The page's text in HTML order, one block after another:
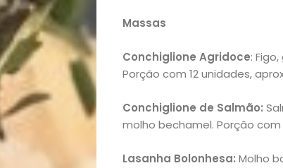
Início
Academia
Massas
Conchiglione Agridoce:
Porção com 12 unidades,
Conchiglione de Salmão:
molho bechamel. Porção com
Lasanha Bolonhesa: Molho